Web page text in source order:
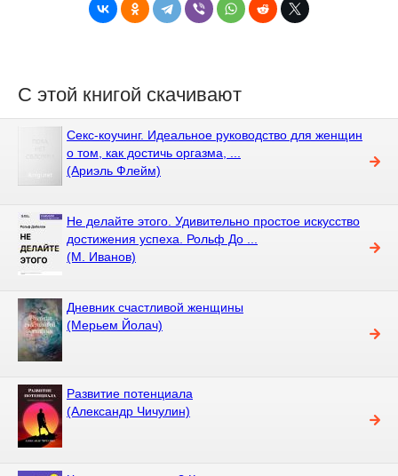
С этой книгой скачивают
Секс-коучинг. Идеальное руководство для женщин
о том, как достичь оргазма, ...
(Ариэль Флейм)
Не делайте этого. Удивительно простое искусство
достижения успеха. Рольф До ...
(М. Иванов)
Дневник счастливой женщины
(Мерьем Йолач)
Развитие потенциала
(Александр Чичулин)